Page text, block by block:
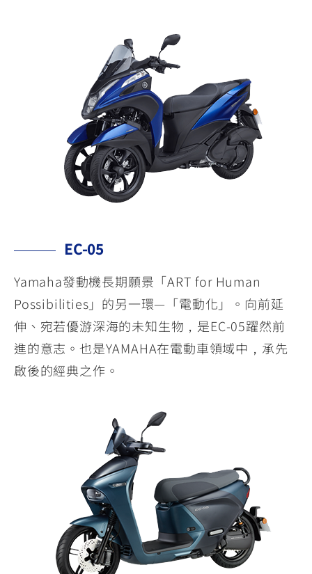
EC-05
Yamaha發動機長期願景「ART for Human
Possibilities」的另一環—「電動化」。向前延
伸、宛若優游深海的未知生物，是EC-05躍然前
進的意志。也是YAMAHA在電動車領域中，承先
啟後的經典之作。